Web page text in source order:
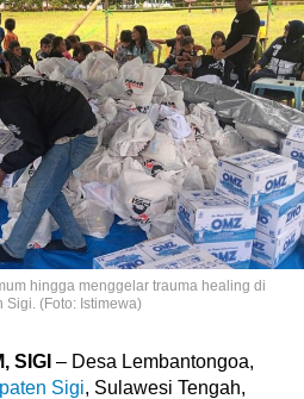
hingga menggelar trauma healing di
Sigi. (Foto: Istimewa)
SIGI – Desa Lembantongoa,
Sigi, Sulawesi Tengah,